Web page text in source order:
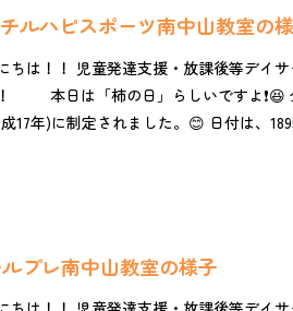
ルハピスポーツ南中山教室の
ちは！！ 児童発達支援・放課後等デイ
本日は「柿の日」らしいですよ❗️😆
17年)に制定されました。😊 日付は、
プレ南中山教室の様子